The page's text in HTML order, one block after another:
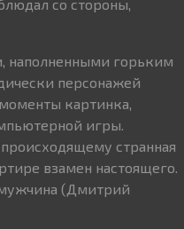
со стороны,
наполненными горьким
персонажей
картинка,
игры.
странная
взамен настоящего.
мужчина (Дмитрий